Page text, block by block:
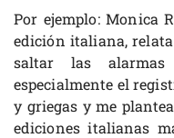
Por ejemplo: Monica
edición italiana,
saltar las alarmas
especialmente el
y griegas y me
ediciones italianas